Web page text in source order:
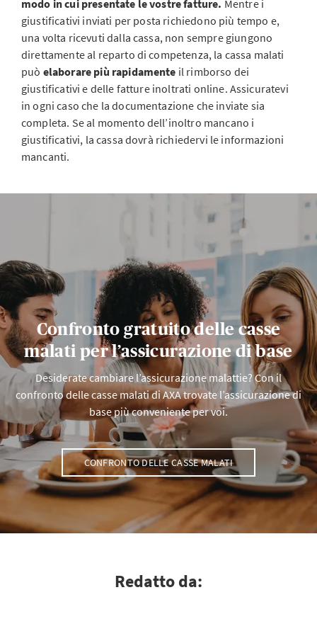
modo in cui presentate le vostre fatture. Mentre i
giustificativi inviati per posta richiedono più tempo e,
una volta ricevuti dalla cassa, non sempre giungono
direttamente al reparto di competenza, la cassa malati
può elaborare più rapidamente il rimborso dei
giustificativi e delle fatture inoltrati online. Assicuratevi
in ogni caso che la documentazione che inviate sia
completa. Se al momento dell’inoltro mancano i
giustificativi, la cassa dovrà richiedervi le informazioni
mancanti.
Confronto gratuito delle casse
malati per l’assicurazione di base
Desiderate cambiare l’assicurazione malattie? Con il
confronto delle casse malati di AXA trovate l’assicurazione di
base più conveniente per voi.
CONFRONTO DELLE CASSE MALATI
Redatto da: